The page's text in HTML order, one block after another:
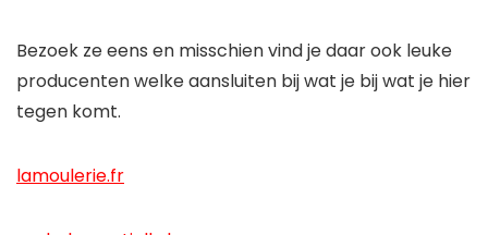
Bezoek ze eens en misschien vind je daar ook leuke
producenten welke aansluiten bij wat je bij wat je hier
tegen komt.
lamoulerie.fr